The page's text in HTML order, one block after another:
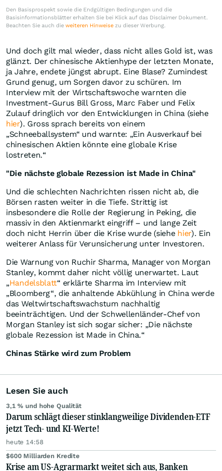
Den Basisprospekt sowie die Endgültigen Bedingungen und die
Basisinformationsblätter erhalten Sie bei Klick auf das Disclaimer Dokument.
Beachten Sie auch die weiteren Hinweise zu dieser Werbung.
Und doch gilt mal wieder, dass nicht alles Gold ist, was
glänzt. Der chinesische Aktienhype der letzten Monate,
ja Jahre, endete jüngst abrupt. Eine Blase? Zumindest
Grund genug, um Sorgen davor zu schüren. Im
Interview mit der Wirtschaftswoche warnten die
Investment-Gurus Bill Gross, Marc Faber und Felix
Zulauf dringlich vor den Entwicklungen in China (siehe
hier). Gross sprach bereits von einem
„Schneeballsystem“ und warnte: „Ein Ausverkauf bei
chinesischen Aktien könnte eine globale Krise
lostreten.“
"Die nächste globale Rezession ist Made in China"
Und die schlechten Nachrichten rissen nicht ab, die
Börsen rasten weiter in die Tiefe. Strittig ist
insbesondere die Rolle der Regierung in Peking, die
massiv in den Aktienmarkt eingriff – und lange Zeit
doch nicht Herrin über die Krise wurde (siehe hier). Ein
weiterer Anlass für Verunsicherung unter Investoren.
Die Warnung von Ruchir Sharma, Manager von Morgan
Stanley, kommt daher nicht völlig unerwartet. Laut
„Handelsblatt“ erklärte Sharma im Interview mit
„Bloomberg“, die anhaltende Abkühlung in China werde
das Weltwirtschaftswachstum nachhaltig
beeinträchtigen. Und der Schwellenländer-Chef von
Morgan Stanley ist sich sogar sicher: „Die nächste
globale Rezession ist Made in China.“
Chinas Stärke wird zum Problem
Lesen Sie auch
3,1 % und hohe Qualität
Darum schlägt dieser stinklangweilige Dividenden-ETF
jetzt Tech- und KI-Werte!
heute 14:58
$600 Milliarden Kredite
Krise am US-Agrarmarkt weitet sich aus, Banken